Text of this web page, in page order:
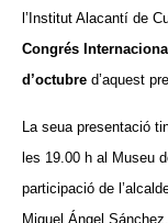
l’Institut Alacantí de
Congrés
d’octubre d’aquest
La seua presentació
les 19.00 h al Museu
participació de
Miguel Ángel